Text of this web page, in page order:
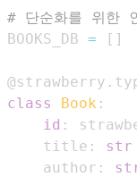
# 단순화를 위한
BOOKS_DB = [ ]
@strawberry .
class
Book :
id :
    title
:
str
    author
: